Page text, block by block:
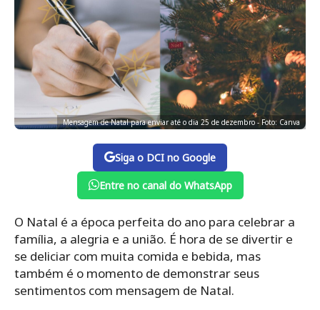
Mensagem de Natal para enviar até o dia 25 de dezembro - Foto: Canva
Siga o DCI no Google
Entre no canal do WhatsApp
O Natal é a época perfeita do ano para celebrar a
família, a alegria e a união. É hora de se divertir e
se deliciar com muita comida e bebida, mas
também é o momento de demonstrar seus
sentimentos com mensagem de Natal.